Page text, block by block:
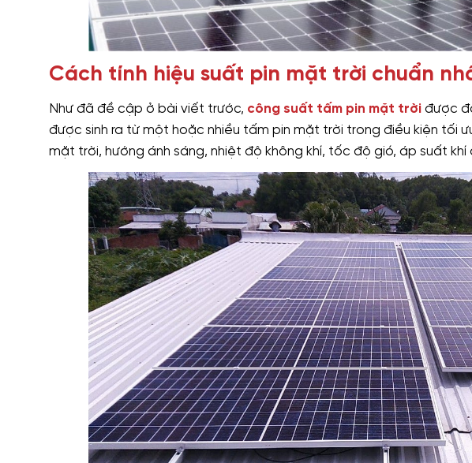
Cách tính hiệu suất pin mặt trời chuẩn
Như đã đề cập ở bài viết trước, công suất tấm pin mặt trời được
được sinh ra từ một hoặc nhiều tấm pin mặt trời trong điều kiện tối
mặt trời, hướng ánh sáng, nhiệt độ không khí, tốc độ gió, áp suất khí